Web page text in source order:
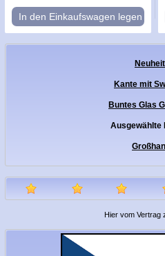
Kante mit
Buntes Glas
Ausgewählte
Hier vom Vertrag
In den Einkaufswagen legen